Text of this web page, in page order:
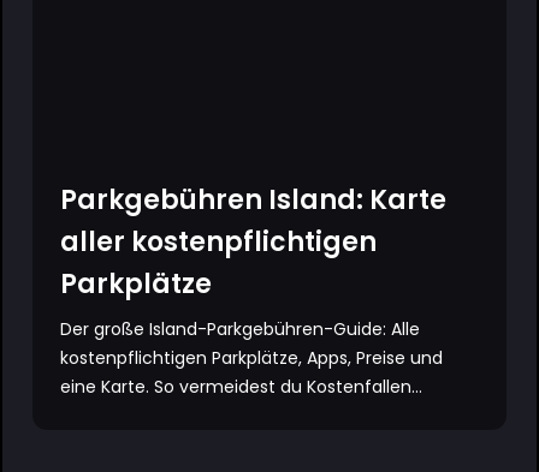
Parkgebühren Island: Karte
aller kostenpflichtigen
Parkplätze
Der große Island-Parkgebühren-Guide: Alle
kostenpflichtigen Parkplätze, Apps, Preise und
eine Karte. So vermeidest du Kostenfallen...